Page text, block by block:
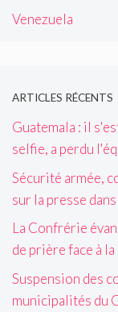
Venezuela
ARTICLES RÉCENTS
Guatemala : il
selfie, a perdu
Sécurité armée,
sur la presse
La Confrérie
de prière face à
Suspension des
municipalités du